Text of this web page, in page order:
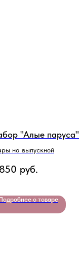
"Алые паруса"
на выпускной
руб.
о товаре